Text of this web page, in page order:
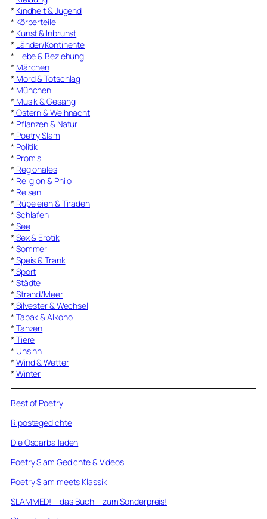
* Kindheit & Jugend
* Körperteile
* Kunst & Inbrunst
* Länder/Kontinente
* Liebe & Beziehung
* Märchen
* Mord & Totschlag
* München
* Musik & Gesang
* Ostern & Weihnacht
* Pflanzen & Natur
* Poetry Slam
* Politik
* Promis
* Regionales
* Religion & Philo
* Reisen
* Rüpeleien & Tiraden
* Schlafen
* See
* Sex & Erotik
* Sommer
* Speis & Trank
* Sport
* Städte
* Strand/Meer
* Silvester & Wechsel
* Tabak & Alkohol
* Tanzen
* Tiere
* Unsinn
* Wind & Wetter
* Winter
Best of Poetry
Ripostegedichte
Die Oscarballaden
Poetry Slam Gedichte & Videos
Poetry Slam meets Klassik
SLAMMED! – das Buch – zum Sonderpreis!